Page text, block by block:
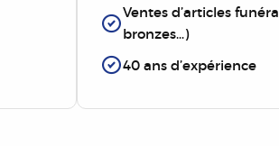
Ventes d’articles
bronzes…)
40 ans d’expérience